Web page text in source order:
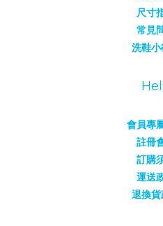
尺寸
常見
洗鞋
會員專
註冊
訂購
運送
退換